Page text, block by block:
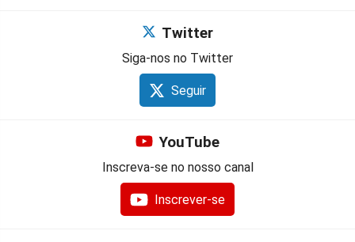
Twitter
Siga-nos no Twitter
Seguir
YouTube
Inscreva-se no nosso canal
Inscrever-se